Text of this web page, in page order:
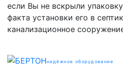
если Вы не вскрыли
факта установки его в
канализационное
надёжное оборудование